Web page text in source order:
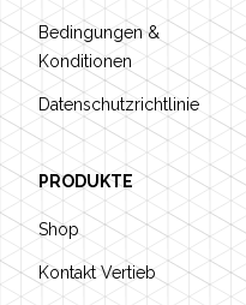
Bedingungen &
Konditionen
Datenschutzrichtlinie
PRODUKTE
Shop
Kontakt Vertieb